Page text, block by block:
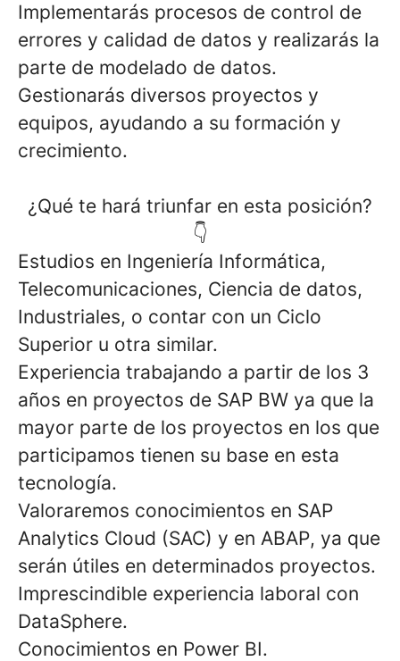
Implementarás procesos de control de
errores y calidad de datos y realizarás la
parte de modelado de datos.
Gestionarás diversos proyectos y
equipos, ayudando a su formación y
crecimiento.
¿Qué te hará triunfar en esta posición?
👇
Estudios en Ingeniería Informática,
Telecomunicaciones, Ciencia de datos,
Industriales, o contar con un Ciclo
Superior u otra similar.
Experiencia trabajando a partir de los 3
años en proyectos de SAP BW ya que la
mayor parte de los proyectos en los que
participamos tienen su base en esta
tecnología.
Valoraremos conocimientos en SAP
Analytics Cloud (SAC) y en ABAP, ya que
serán útiles en determinados proyectos.
Imprescindible experiencia laboral con
DataSphere.
Conocimientos en Power BI.